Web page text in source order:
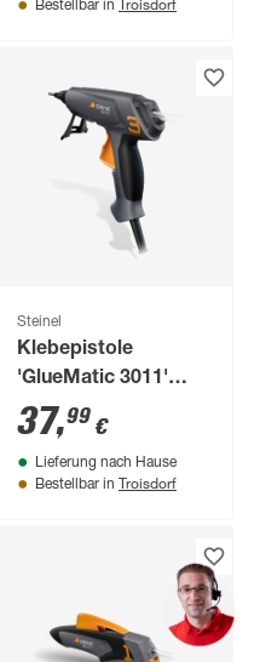
Bestellbar in
Steinel
Klebepistole
'GlueMatic 3011'
inkl. 3 Klebesticks
11 mm
37,99 €
Lieferung nach Hause
Bestellbar in Troisdorf